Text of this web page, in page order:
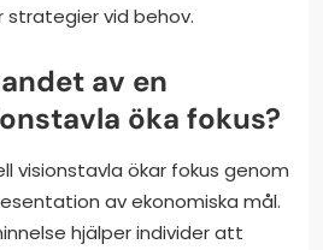
strategier vid behov.
av en
öka fokus?
visionstavla ökar fokus genom
av ekonomiska mål.
hjälper individer att